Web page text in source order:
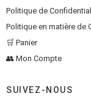
Politique de
Politique en matière de
🛒 Panier
👥 Mon Compte
SUIVEZ-NOUS